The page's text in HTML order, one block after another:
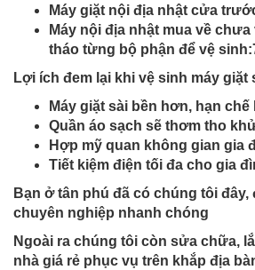
Máy giặt nội địa nhật cửa
Máy nội địa nhật mua về
tháo từng bộ phận để vệ
Lợi ích đem lại khi vệ sinh máy giặt
Máy giặt sài bền hơn, hạn
Quần áo sạch sẽ thơm tho
Hợp mỹ quan không gian gia
Tiết kiệm điện tối đa cho gia
Bạn ở tân phú đã có chúng tôi đây,
chuyên nghiệp nhanh chóng
Ngoài ra chúng tôi còn sửa chữa,
nhà giá rẻ phục vụ trên khắp địa